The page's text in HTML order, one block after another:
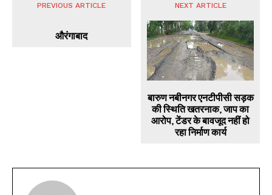
PREVIOUS ARTICLE
औरंगाबाद
NEXT ARTICLE
बारुण नबीनगर एनटीपीसी सड़क
की स्थिति खतरनाक, जाप का
आरोप, टेंडर के बावजूद नहीं हो
रहा निर्माण कार्य